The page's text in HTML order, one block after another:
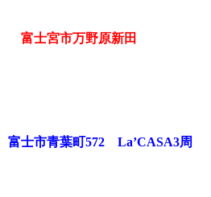
富士宮市万野原新田
士市青葉町572 La’CASA3周